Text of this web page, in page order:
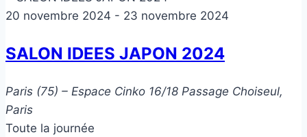
20 novembre 2024 - 23 novembre 2024
SALON IDEES JAPON 2024
Paris (75) – Espace Cinko 16/18 Passage Choiseul,
Paris
Toute la journée